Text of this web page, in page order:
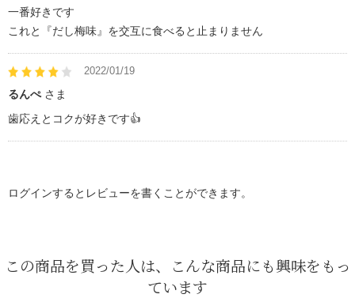
一番好きです
これと『だし梅味』を交互に食べると止まりません
2022/01/19
るんぺさま
歯応えとコクが好きです👍
ログインするとレビューを書くことができます。
この商品を買った人は、こんな商品にも興味をもっ
ています